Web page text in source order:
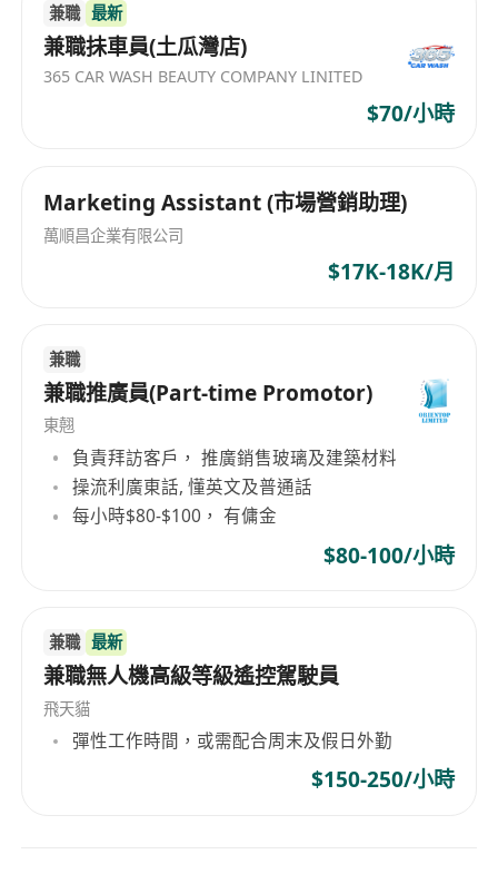
3.有跨境支付行業相關經驗者優先考慮；
4.英語可作為工作語言。
兼職 最新
兼職抺車員(土瓜灣店)
365 CAR WASH BEAUTY COMPANY LINITED
$70/小時
Marketing Assistant (市場營銷助理)
萬順昌企業有限公司
$17K-18K/月
兼職
兼職推廣員(Part-time Promotor)
東翹
負責拜訪客戶， 推廣銷售玻璃及建築材料
操流利廣東話, 懂英文及普通話
每小時$80-$100， 有傭金
$80-100/小時
兼職 最新
兼職無人機高級等級遙控駕駛員
飛天貓
彈性工作時間，或需配合周末及假日外勤
$150-250/小時